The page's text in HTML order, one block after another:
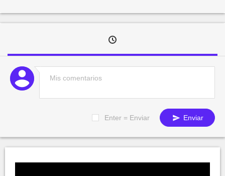
Enter = Enviar Enviar